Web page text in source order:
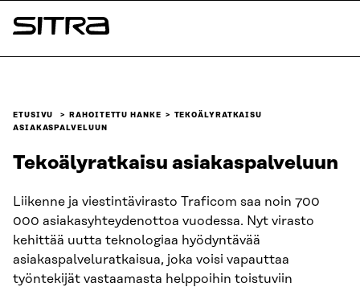
Siirry
suoraan
Sitra
ETUSIVU RAHOITETTU HANKE
TEKOÄLYRATKAISU
ASIAKASPALVELUUN
Tekoälyratkaisu asiakaspalveluun
Liikenne ja viestintävirasto Traficom saa noin 700
000 asiakasyhteydenottoa vuodessa. Nyt virasto
kehittää uutta teknologiaa hyödyntävää
asiakaspalveluratkaisua, joka voisi vapauttaa
työntekijät vastaamasta helppoihin toistuviin